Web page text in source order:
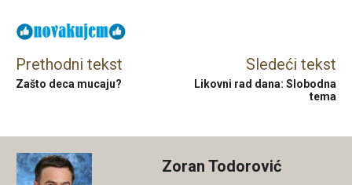
Prethodni tekst
Zašto deca mucaju?
Sledeći tekst
Likovni rad dana: Slobodna
tema
Zoran Todorović